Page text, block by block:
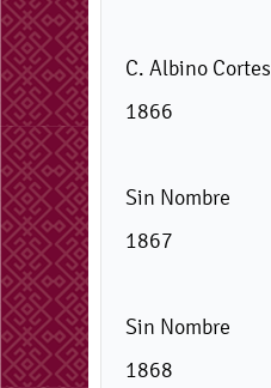
C. Albino Cortes
1866
Sin Nombre
1867
Sin Nombre
1868